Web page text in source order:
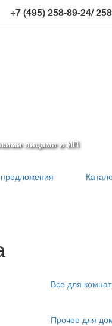
+7 (495) 258-89-24/
лицами и ИП
Все для
Прочее для